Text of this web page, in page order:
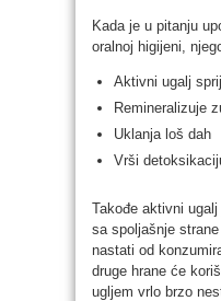
Kada je u pitanju
oralnoj higijeni,
Aktivni ugalj
Remineralizuje
Uklanja loš dah
Vrši
Takođe aktivni
sa spoljašnje
nastati od
druge hrane će
ugljem vrlo brzo